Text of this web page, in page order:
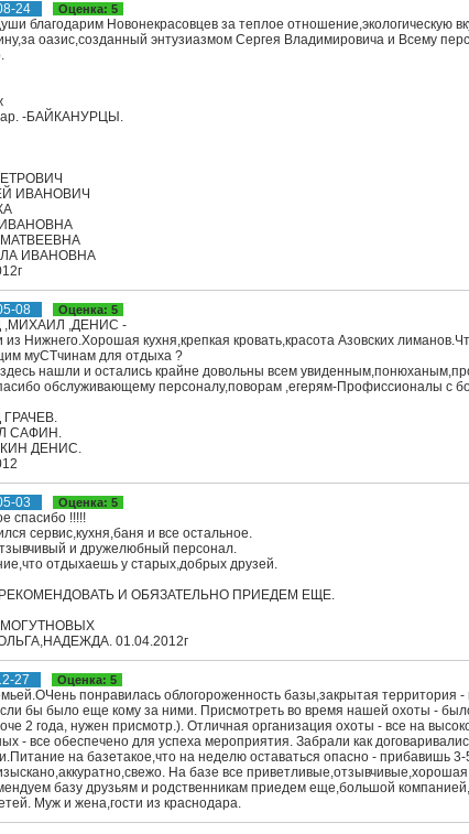
24 Оценка: 5
благодарим Новонекрасовцев за теплое отношение,экологическую
оазис,созданный энтузиазмом Сергея Владимировича и Всему
-БАЙКАНУРЦЫ.
ИВАНОВИЧ
ИВАНОВНА
08 Оценка: 5
,МИХАИЛ ,ДЕНИС -
из Нижнего.Хорошая кухня,крепкая кровать,красота Азовских
муСТчинам для отдыха ?
здесь нашли и остались крайне довольны всем
обслуживающему персоналу,поворам ,егерям-Профиссионалы с
САФИН.
ДЕНИС.
03 Оценка: 5
спасибо !!!!!
сервис,кухня,баня и все остальное.
и дружелюбный персонал.
отдыхаешь у старых,добрых друзей.
И ОБЯЗАТЕЛЬНО ПРИЕДЕМ ЕЩЕ.
01.04.2012г
27 Оценка: 5
понравилась облогороженность базы,закрытая территория
бы было еще кому за ними. Присмотреть во время нашей охоты -
2 года, нужен присмотр.). Отличная организация охоты - все на
- все обеспечено для успеха мероприятия. Забрали как
на базетакое,что на неделю оставаться опасно - прибавишь 3-
На базе все
базу друзьям и родственникам приедем еще,большой
Муж и жена,гости из краснодара.